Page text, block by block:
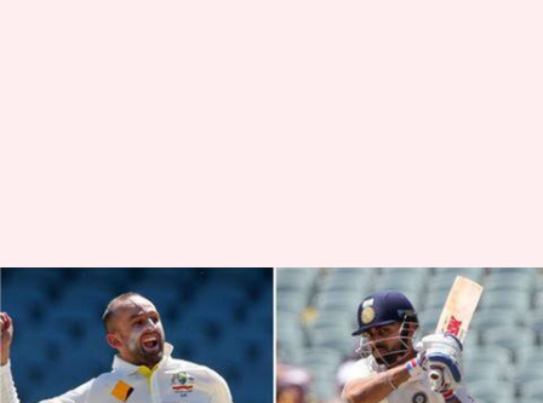
ICC टेस्ट रैंकिंग: भारतीय कप्तान
कोहली पहले स्थान पर काबिज, ल्यॉन
ने लगाई लंबी छलांग